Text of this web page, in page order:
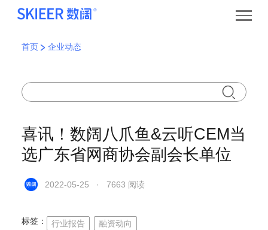
首页 企业动态
喜讯！数阔八爪鱼&云听CEM当
选广东省网商协会副会长单位
2022-05-25 · 7663 阅读
标签： 行业报告 融资动向